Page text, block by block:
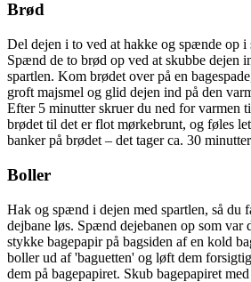
Brød
Del dejen i to ved at hakke og spænde op i
Spænd de to brød op ved at skubbe dejen
spartlen. Kom brødet over på en
groft majsmel og glid dejen ind på den
Efter 5 minutter skruer du ned for varmen
brødet til det er flot mørkebrunt, og føles
banker på brødet – det tager ca. 30
Boller
Hak og spænd i dejen med spartlen, så du
dejbane løs. Spænd dejebanen op som var
stykke bagepapir på bagsiden af en kold
boller ud af 'baguetten' og løft dem
dem på bagepapiret. Skub bagepapiret